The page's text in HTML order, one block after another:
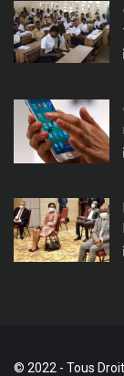
© 2022 - Tous